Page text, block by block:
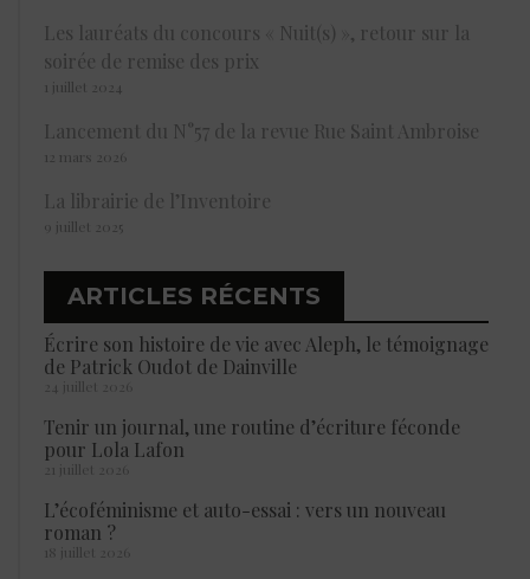
Les lauréats du concours « Nuit(s) », retour sur la
soirée de remise des prix
1 juillet 2024
Lancement du N°57 de la revue Rue Saint Ambroise
12 mars 2026
La librairie de l’Inventoire
9 juillet 2025
ARTICLES RÉCENTS
Écrire son histoire de vie avec Aleph, le témoignage
de Patrick Oudot de Dainville
24 juillet 2026
Tenir un journal, une routine d’écriture féconde
pour Lola Lafon
21 juillet 2026
L’écoféminisme et auto-essai : vers un nouveau
roman ?
18 juillet 2026